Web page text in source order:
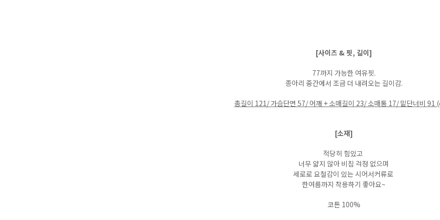
[사이즈 & 핏, 길이]
77까지 가능한 여유핏.
종아리 중간에서 조금 더 내려오는 길이감.
총길이 121/ 가슴단면 57/ 어깨 + 소매길이 23/ 소매통 17/ 밑단너비
[소재]
적당히 힘있고
너무 얇지 않아 비침 걱정 없으며
세로로 요철감이 있는 시어서커류로
한여름까지 착용하기 좋아요~
코튼 100%